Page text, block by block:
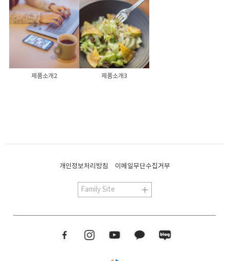
제품소개2 제품소개3
개인정보처리방침 이메일무단수집거부